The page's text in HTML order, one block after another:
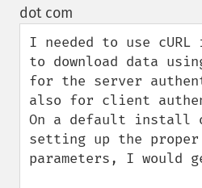
down
dot com
I needed to use
to download data
for the server
also for client
On a default install
setting up the proper
parameters, I would